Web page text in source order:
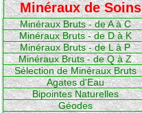
Minéraux de Soins
Minéraux Bruts - de A à C
Minéraux Bruts - de D à K
Minéraux Bruts - de L à P
Minéraux Bruts - de Q à Z
Sélection de Minéraux Bruts
Agates d'Eau
Bipointes Naturelles
Géodes